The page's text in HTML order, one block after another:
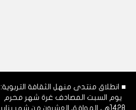
■ انطلاق منتدى منهل الثقافة التربوية:
يوم السبت المصادف غرة شهر محرم
1428هـ، الموافق العشرون من شهر يناير